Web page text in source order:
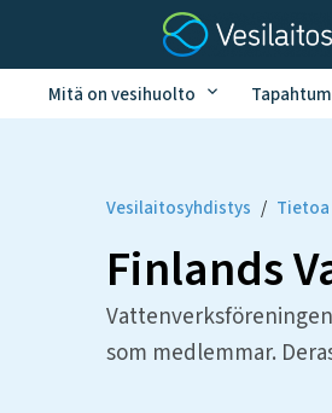
Mitä on vesihuolto
Vesilaitosyhdistys /
Finlands
som medlemmar.